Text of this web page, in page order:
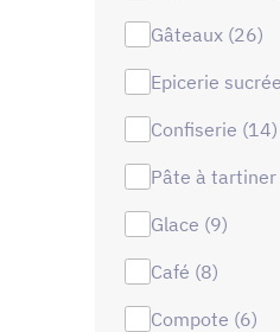
gâteaux (26)
epicerie
confiserie (14)
pâte à
glace (9)
café (8)
compote (6)